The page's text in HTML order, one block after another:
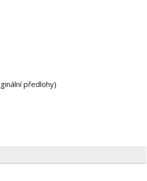
předlohy)